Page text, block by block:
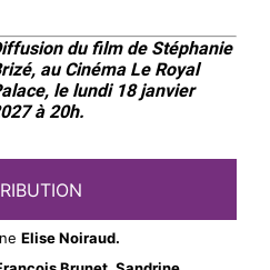
du film de Stéphanie
au Cinéma Le Royal
le lundi 18 janvier
à 20h.
Elise Noiraud.